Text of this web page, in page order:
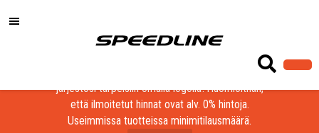
Löydä laadukkaat tuotteet yrityksesi, seurasi tai
järjestösi tarpeisiin omalla logolla! Huomioithan,
että ilmoitetut hinnat ovat alv. 0% hintoja.
Useimmissa tuotteissa minimitilausmäärä.